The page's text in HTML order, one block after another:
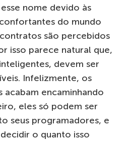
nome devido às
do mundo
são percebidos
isso parece natural que,
devem ser
Infelizmente, os
encaminhando
eles só podem ser
seus programadores, e
o quanto isso